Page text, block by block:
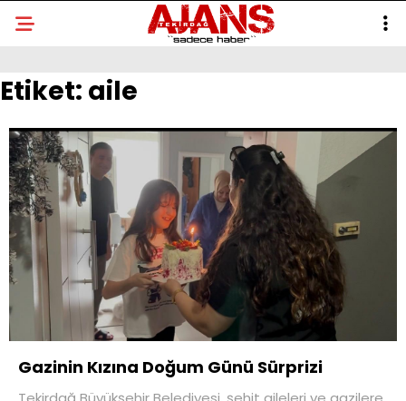
Etiket: aile
Gazinin Kızına Doğum Günü Sürprizi